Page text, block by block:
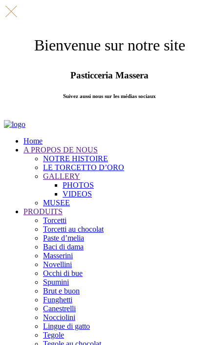
Bienvenue sur notre site
Pasticceria Massera
Suivez aussi nous sur les médias sociaux
Home
A PROPOS DE NOUS
NOTRE HISTOIRE
LE TORCETTO D’ORO
GALLERY
PHOTOS
VIDEOS
MUSEE
PRODUITS
Torcetti
Torcetti au chocolat
Paste d’melia
Baci di dama
Masserini
Novellini
Occhi di bue
Spumini
Brut e buon
Funghetti
Canestrelli
Nocciolini
Lingue di gatto
Tegole